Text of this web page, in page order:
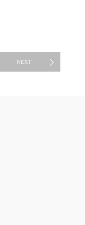
NEXT